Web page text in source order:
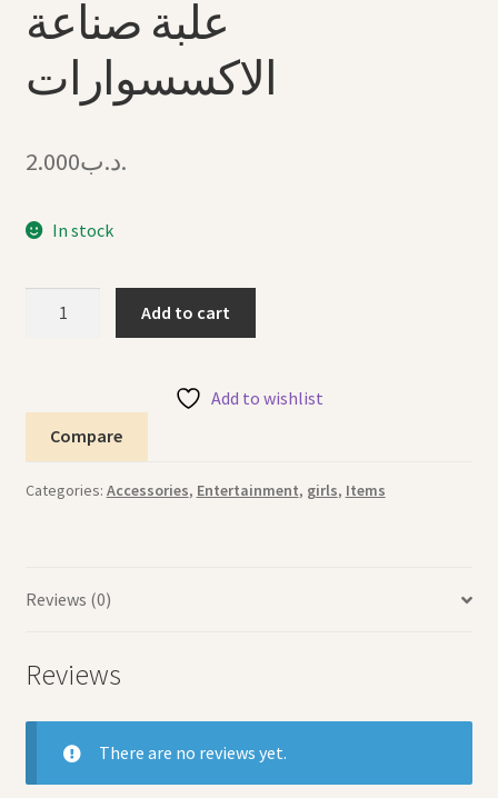
علبة صناعة
الاكسسوارات
.د.ب2.000
In stock
علبة
صناعة
الاكسسوارات
quantity
Add to cart
Add to wishlist
Compare
Categories: Accessories, Entertainment, girls, Items
Reviews (0)
Reviews
There are no reviews yet.